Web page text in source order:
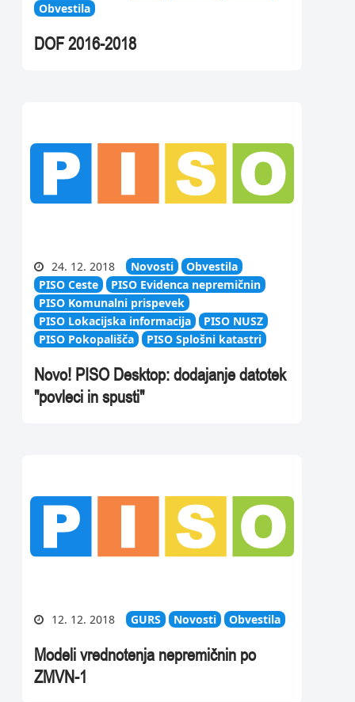
Obvestila
DOF 2016-2018
24. 12. 2018 Novosti
Obvestila
PISO Ceste
PISO Evidenca nepremičnin
PISO Komunalni prispevek
PISO Lokacijska informacija
PISO NUSZ
PISO Pokopališča
PISO Splošni katastri
Novo! PISO Desktop: dodajanje datotek
"povleci in spusti"
12. 12. 2018 GURS Novosti Obvestila
Modeli vrednotenja nepremičnin po
ZMVN-1